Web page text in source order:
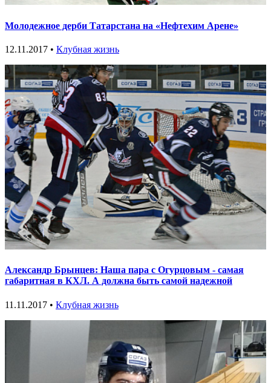
Молодежное дерби Татарстана на «Нефтехим Арене»
12.11.2017 • Клубная жизнь
Александр Брынцев: Наша пара с Огурцовым - самая
габаритная в КХЛ. А должна быть самой надежной
11.11.2017 • Клубная жизнь